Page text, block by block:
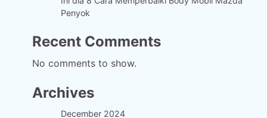
Penyok
Recent Comments
No comments to show.
Archives
December 2024